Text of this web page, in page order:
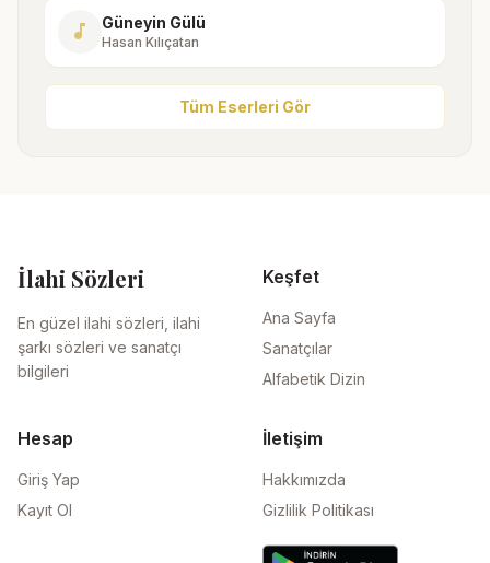
music_note Güneyin Gülü
Hasan Kılıçatan
Tüm Eserleri Gör
İlahi Sözleri
En güzel ilahi sözleri, ilahi
şarkı sözleri ve sanatçı
bilgileri
Keşfet
Ana Sayfa
Sanatçılar
Alfabetik Dizin
Hesap
Giriş Yap
Kayıt Ol
İletişim
Hakkımızda
Gizlilik Politikası